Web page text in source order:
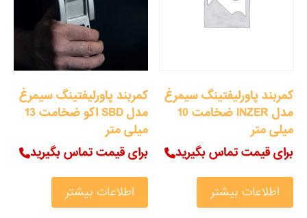
کمربند پاورلیفتینگ سیمرغ
مدل INZER ضخامت 10
میلی متر
برای قیمت تماس بگیرید
اطلاعات بیشتر
کمربند پاورلیفتینگ سیمرغ
مدل SBD اکو ضخامت 13
میلی متر
برای قیمت تماس بگیرید
اطلاعات بیشتر